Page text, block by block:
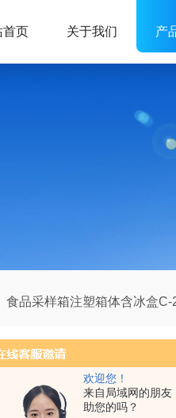
欢迎您！
来自局域网的朋友
助您的吗？
首页 关于我们 产
食品采样箱注塑箱体含冰盒C-
共 0 条记录，当前